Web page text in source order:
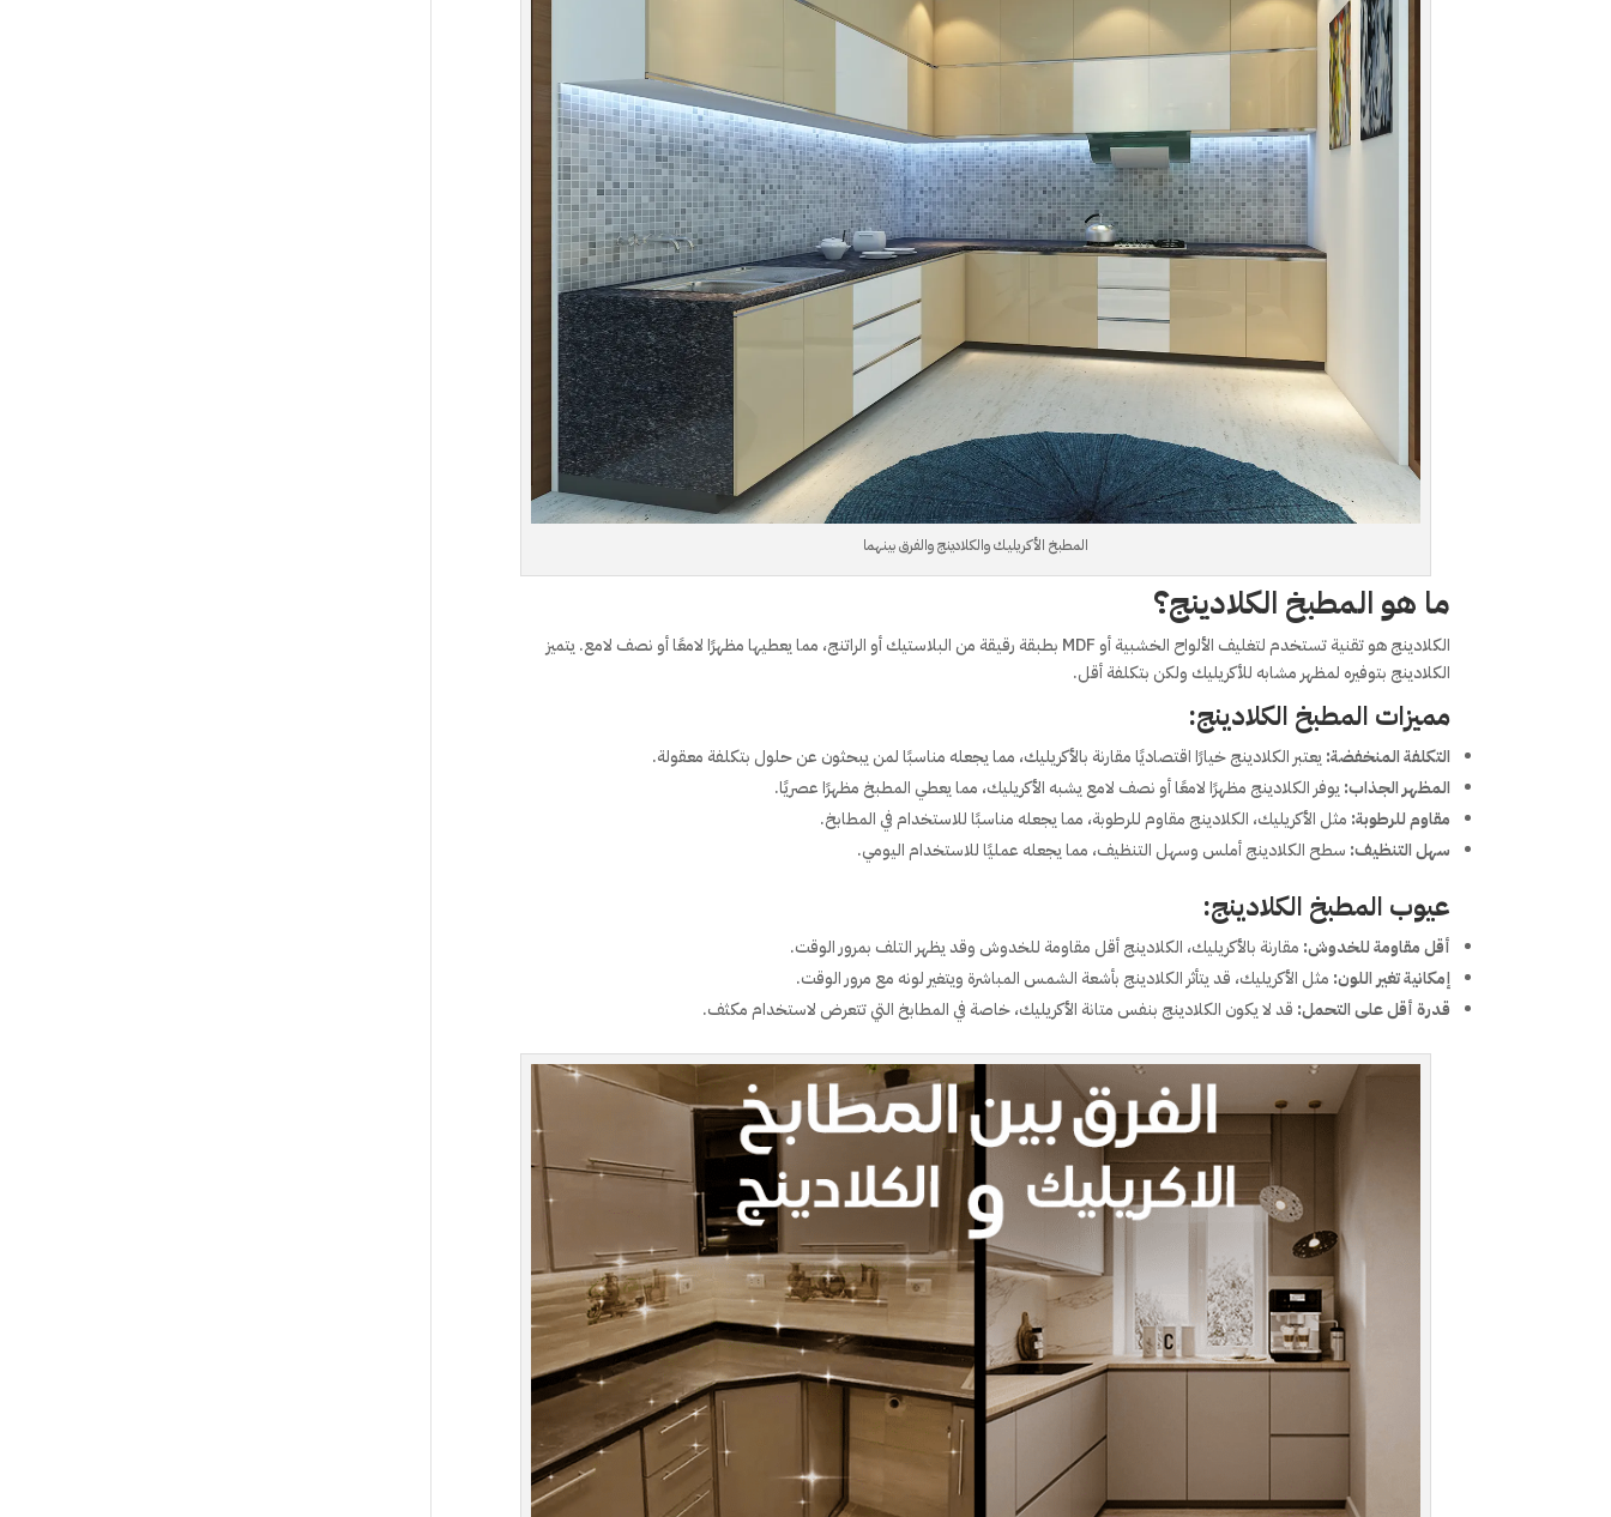
المطبخ الأكريليك والكلادينج والفرق بينهما
ما هو المطبخ الكلادينج؟
الكلادينج هو تقنية تستخدم لتغليف الألواح الخشبية أو MDF بطبقة رقيقة من البلاستيك أو الراتنج، مما يعطيها مظهرًا لامعًا أو نصف لامع. يتميز
الكلادينج بتوفيره لمظهر مشابه للأكريليك ولكن بتكلفة أقل.
مميزات المطبخ الكلادينج:
التكلفة المنخفضة: يعتبر الكلادينج خيارًا اقتصاديًا مقارنة بالأكريليك، مما يجعله مناسبًا لمن يبحثون عن حلول بتكلفة معقولة.
المظهر الجذاب: يوفر الكلادينج مظهرًا لامعًا أو نصف لامع يشبه الأكريليك، مما يعطي المطبخ مظهرًا عصريًا.
مقاوم للرطوبة: مثل الأكريليك، الكلادينج مقاوم للرطوبة، مما يجعله مناسبًا للاستخدام في المطابخ.
سهل التنظيف: سطح الكلادينج أملس وسهل التنظيف، مما يجعله عمليًا للاستخدام اليومي.
عيوب المطبخ الكلادينج:
أقل مقاومة للخدوش: مقارنة بالأكريليك، الكلادينج أقل مقاومة للخدوش وقد يظهر التلف بمرور الوقت.
إمكانية تغير اللون: مثل الأكريليك، قد يتأثر الكلادينج بأشعة الشمس المباشرة ويتغير لونه مع مرور الوقت.
قدرة أقل على التحمل: قد لا يكون الكلادينج بنفس متانة الأكريليك، خاصة في المطابخ التي تتعرض لاستخدام مكثف.